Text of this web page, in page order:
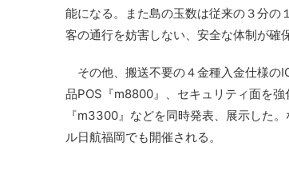
能になる。また島の玉数は従来の３分の
客の通行を妨害しない、安全な体制が確
その他、搬送不要の４金種入金仕様の
品POS『m8800』、セキュリティ面を
『m3300』などを同時発表、展示した
ル日航福岡でも開催される。